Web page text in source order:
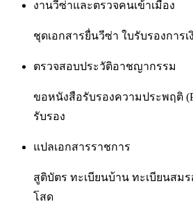
งานวีซ่าและตรวจคนเข้าเมือง
ชุดเอกสารยื่นวีซ่า ใบรับรองการ
ตรวจสอบประวัติอาชญากรรม
ขอหนังสือรับรองความประพฤติ
รับรอง
แปลเอกสารราชการ
สูติบัตร ทะเบียนบ้าน ทะเบียนสม
โสด